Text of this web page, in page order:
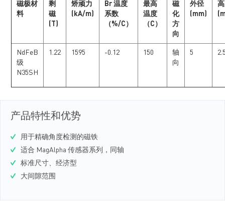
磁极材
料
剩
磁
(T)
矫顽力
(kA/m)
Br 温度
系数
（%/C）
最高
温度
（C）
磁
化
方
向
外径
(mm)
NdFeB
级
N35SH
1.22 1595 -0.12 150
轴
向
5
产品特性和优势
用于精确角度检测的磁铁
适合 MagAlpha 传感器系列，同轴
标准尺寸、经济型
大间隙范围